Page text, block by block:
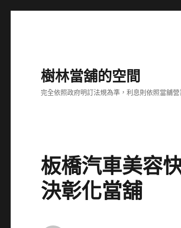
樹林當舖的空間
完全依照政府明訂法規為準，利息則依照當舖
板橋汽車美容
決彰化當舖